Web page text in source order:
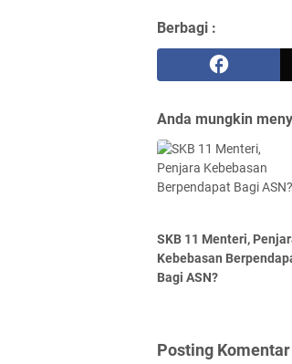
Berbagi :
Anda mungkin
SKB 11 Menteri,
Kebebasan
Bagi ASN?
Posting